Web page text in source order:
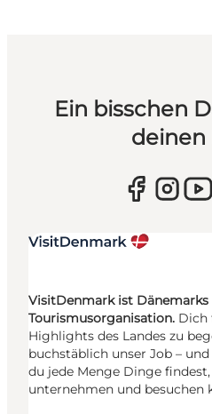
Ein bisschen
deinen
VisitDenmark ist Dänemarks
Tourismusorganisation. Dich
Highlights des Landes zu
buchstäblich unser Job –
du jede Menge Dinge
unternehmen und besuchen